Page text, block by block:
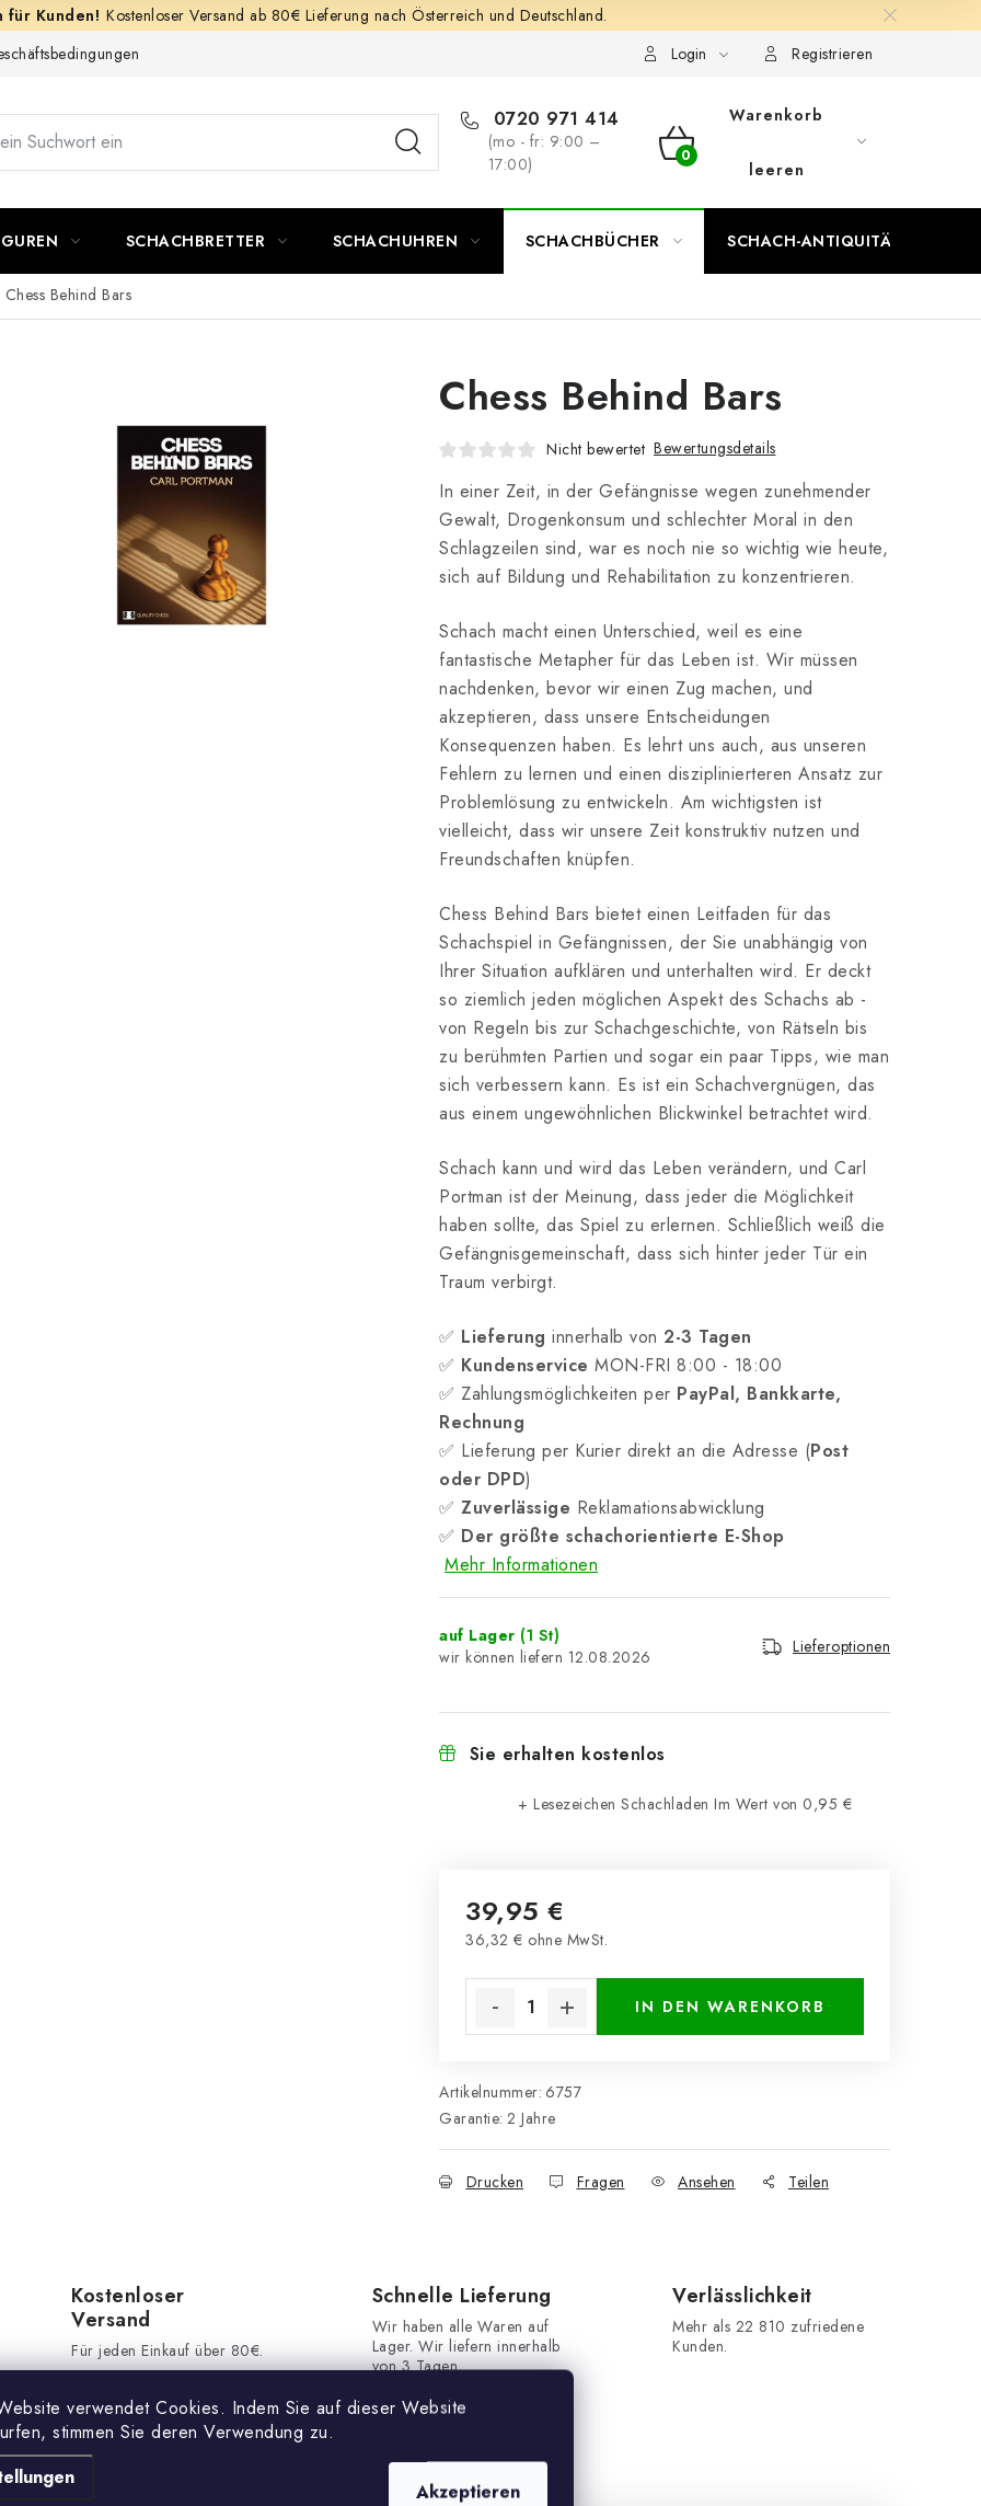
verwendet Cookies. Indem Sie auf dieser Website
stimmen Sie deren Verwendung zu.
Akzeptieren
Kostenloser Versand ab 80€ Lieferung nach Österreich und Deutschland.
Login Registrieren
0720 971 414
(mo - fr: 9:00 –
17:00)
WARENKORB
Warenkorb
leeren
SCHACHBRETTER SCHACHUHREN SCHACHBÜCHER SCHACH-ANTIQUITÄTENLADEN
Chess Behind Bars
Chess Behind Bars
Nicht bewertet Bewertungsdetails
In einer Zeit, in der Gefängnisse wegen zunehmender
Gewalt, Drogenkonsum und schlechter Moral in den
Schlagzeilen sind, war es noch nie so wichtig wie heute,
sich auf Bildung und Rehabilitation zu konzentrieren.
Schach macht einen Unterschied, weil es eine
fantastische Metapher für das Leben ist. Wir müssen
nachdenken, bevor wir einen Zug machen, und
akzeptieren, dass unsere Entscheidungen
Konsequenzen haben. Es lehrt uns auch, aus unseren
Fehlern zu lernen und einen disziplinierteren Ansatz zur
Problemlösung zu entwickeln. Am wichtigsten ist
vielleicht, dass wir unsere Zeit konstruktiv nutzen und
Freundschaften knüpfen.
Chess Behind Bars bietet einen Leitfaden für das
Schachspiel in Gefängnissen, der Sie unabhängig von
Ihrer Situation aufklären und unterhalten wird. Er deckt
so ziemlich jeden möglichen Aspekt des Schachs ab -
von Regeln bis zur Schachgeschichte, von Rätseln bis
zu berühmten Partien und sogar ein paar Tipps, wie man
sich verbessern kann. Es ist ein Schachvergnügen, das
aus einem ungewöhnlichen Blickwinkel betrachtet wird.
Schach kann und wird das Leben verändern, und Carl
Portman ist der Meinung, dass jeder die Möglichkeit
haben sollte, das Spiel zu erlernen. Schließlich weiß die
Gefängnisgemeinschaft, dass sich hinter jeder Tür ein
Traum verbirgt.
✅ Lieferung innerhalb von 2-3 Tagen
✅ Kundenservice MON-FRI 8:00 - 18:00
✅ Zahlungsmöglichkeiten per PayPal, Bankkarte,
Rechnung
✅ Lieferung per Kurier direkt an die Adresse (Post
oder DPD)
✅ Zuverlässige Reklamationsabwicklung
✅ Der größte schachorientierte E-Shop
Mehr Informationen
auf Lager (1 St)
12.08.2026
Lieferoptionen
Sie erhalten kostenlos
+ Lesezeichen Schachladen Im Wert von 0,95 €
39,95 €
36,32 € ohne MwSt.
IN DEN WARENKORB
Artikelnummer: 6757
Garantie: 2 Jahre
Drucken Fragen Ansehen Teilen
Kostenloser
Versand
Für jeden Einkauf über 80€.
Schnelle Lieferung
Wir haben alle Waren auf
Lager. Wir liefern innerhalb
von 3 Tagen.
Verlässlichkeit
Mehr als 22 810 zufriedene
Kunden.
Kundensupport
MO - FR: 9:00 – 17:00